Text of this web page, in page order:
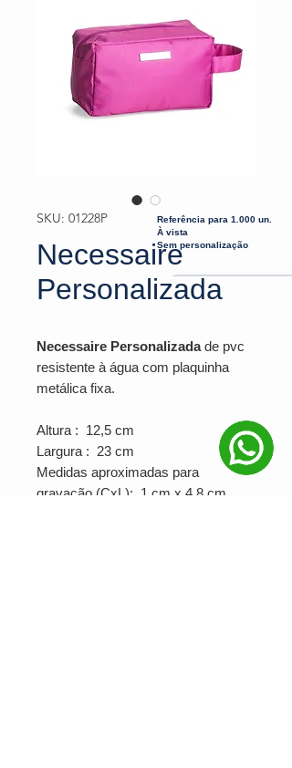
SKU: 01228P
Necessaire
Personalizada
Necessaire Personalizadade pvc
resistente à água com plaquinha
metálica fixa.
Altura : 12,5 cm
Largura : 23 cm
Medidas aproximadas para
gravação (CxL): 1 cm x 4,8 cm
Referência para 1.000 un.
À vista
Sem personalização